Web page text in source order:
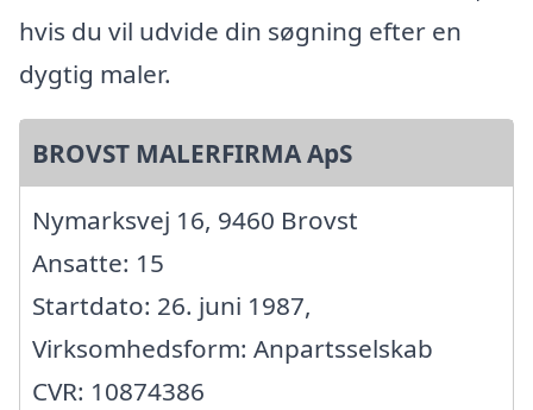
hvis du vil udvide din søgning efter en
dygtig maler.
BROVST MALERFIRMA ApS
Nymarksvej 16, 9460 Brovst
Ansatte: 15
Startdato: 26. juni 1987,
Virksomhedsform: Anpartsselskab
CVR: 10874386